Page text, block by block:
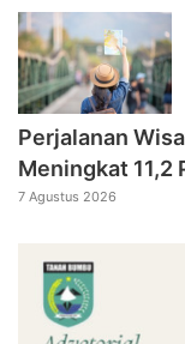
Perjalanan
Meningkat 11,2
7 Agustus 2026